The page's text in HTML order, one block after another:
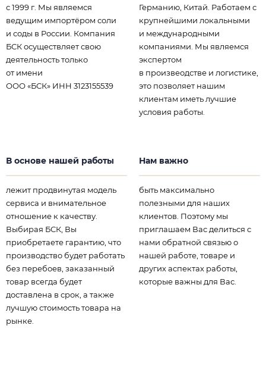
с 1999 г. Мы являемся
ведущим импортёром соли
и соды в России. Компания
БСК осуществляет свою
деятельность только
от имени
ООО «БСК» ИНН 3123155539
Германию, Китай. Работаем с
крупнейшими локальными
и международными
компаниями. Мы являемся
экспертом
в произвеодстве и логистике,
это позволяет нашим
клиентам иметь лучшие
условия работы.
В основе нашей работы
лежит продвинутая модель
сервиса и внимательное
отношение к качеству.
Выбирая БСК, Вы
приобретаете гарантию, что
производство будет работать
без перебоев, заказанный
товар всегда будет
доставлена в срок, а также
лучшую стоимость товара на
рынке.
Нам важно
быть максимально
полезными для наших
клиентов. Поэтому мы
приглашаем Вас делиться с
нами обратной связью о
нашей работе, товаре и
других аспектах работы,
которые важны для Вас.